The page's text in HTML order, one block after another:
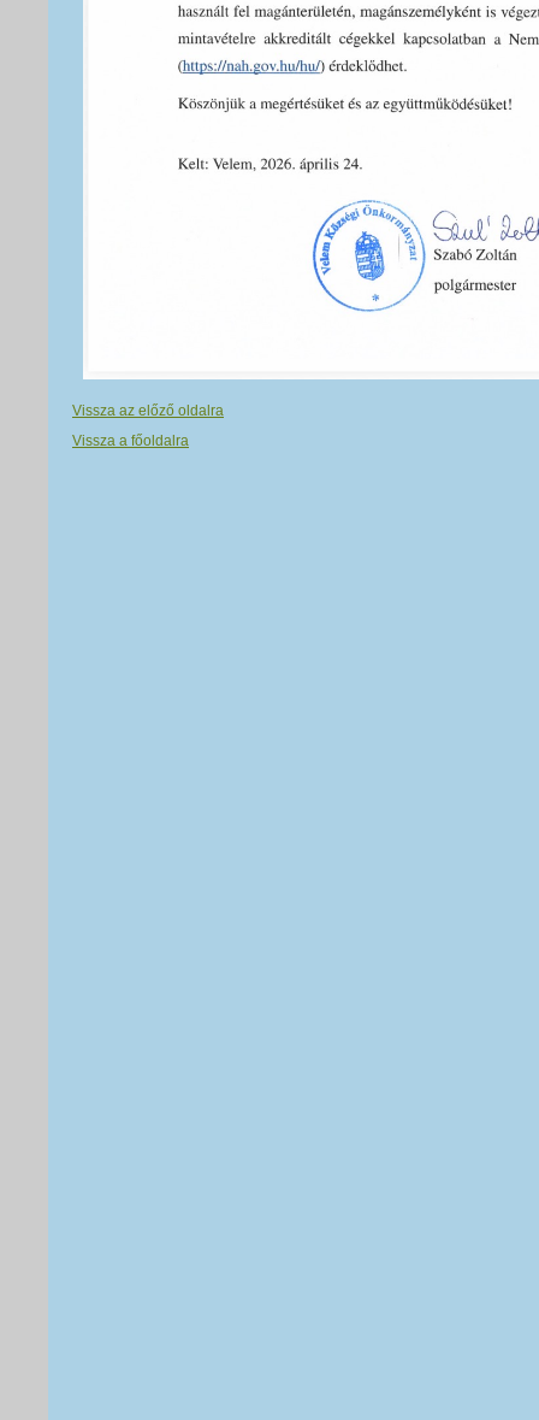
Vissza az előző oldalra
Vissza a főoldalra